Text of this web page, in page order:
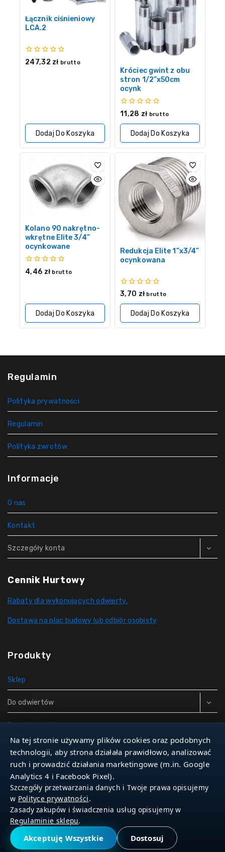
Łącznik ciśnieniowy
LCA.2
0
247,32 zł brutto
Dodaj Do Koszyka
Króciec gwint z obu
stron 1/2”x50cm
ocynk
0
5
11,28 zł brutto
Dodaj Do Koszyka
Kolano 90 nakrętno-
wkrętne Elite 3/4”
ocynkowane
0
4,46 zł brutto
Dodaj Do Koszyka
Redukcja Elite 1”x3/4”
ocynkowana
0
5
3,70 zł brutto
Dodaj Do Koszyka
Regulamin
Polityka prywatności
Regulamin
Polityka zwrotów
Informacje
O nas
Kontakt
Szczegóły konta
Cennik Hurtowy
Rabaty dla wykonujących odwierty.
Dostawa na plac budowy lub odbiór osobisty
Produkty
Sklep
Do odwiertów
Rury do studni
Zbiorniki hydroforowe
Narzędzia
© 2026 Dla Studniarza
Na tej stronie używamy plików cookies oraz podobnych
technologii, aby strona działała prawidłowo, analizować
ruch i prowadzić działania marketingowe (m.in. Google
Analytics 4 i Facebook Pixel).
Szczegóły przetwarzania danych i Twoje prawa opisujemy
w Polityce prywatności.
Zasady zakupów i świadczenia usług opisujemy w
Regulaminie sklepu.
Akceptuję Wszystkie Dostosuj